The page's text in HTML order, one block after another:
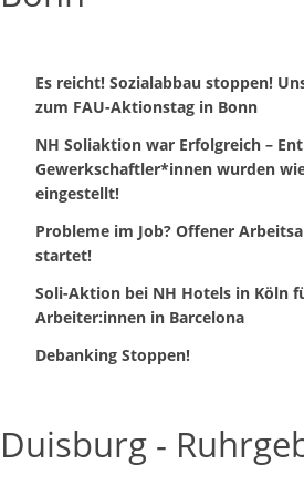
Es reicht! Sozialabbau stoppen!
zum FAU-Aktionstag in Bonn
NH Soliaktion war Erfolgreich –
Gewerkschaftler*innen wurden
eingestellt!
Probleme im Job? Offener
startet!
Soli-Aktion bei NH Hotels in Köln
Arbeiter:innen in Barcelona
Debanking Stoppen!
Duisburg -